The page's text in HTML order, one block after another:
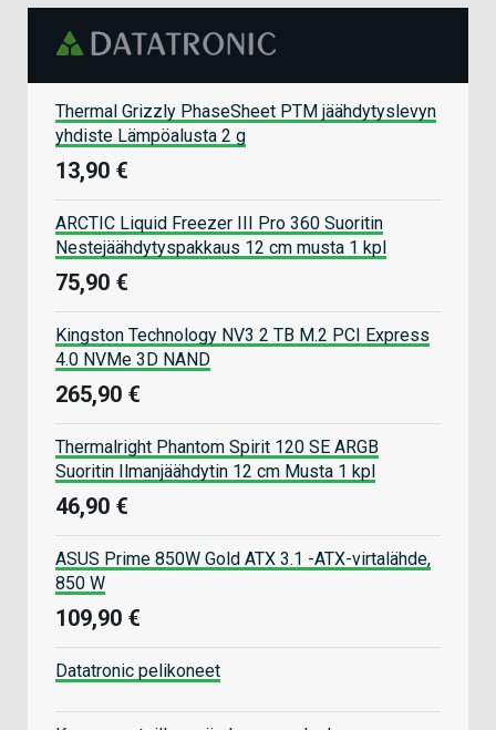
Thermal Grizzly PhaseSheet PTM jäähdytyslevyn
yhdiste Lämpöalusta 2 g
13,90 €
ARCTIC Liquid Freezer III Pro 360 Suoritin
Nestejäähdytyspakkaus 12 cm musta 1 kpl
75,90 €
Kingston Technology NV3 2 TB M.2 PCI Express
4.0 NVMe 3D NAND
265,90 €
Thermalright Phantom Spirit 120 SE ARGB
Suoritin Ilmanjäähdytin 12 cm Musta 1 kpl
46,90 €
ASUS Prime 850W Gold ATX 3.1 -ATX-virtalähde,
850 W
109,90 €
Datatronic pelikoneet